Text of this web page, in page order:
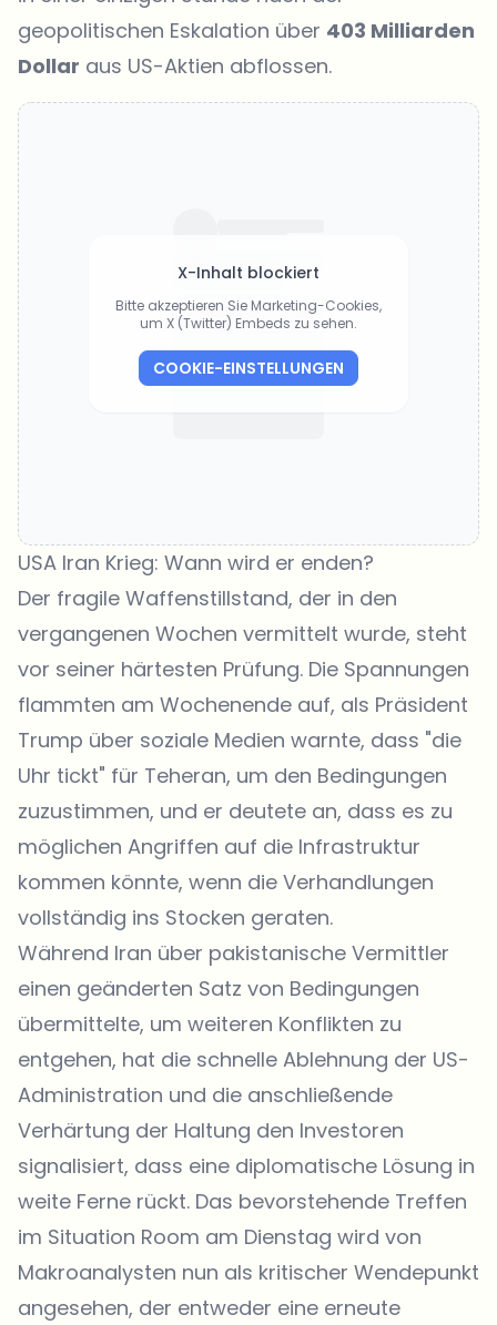
geopolitischen Eskalation über 403 Milliarden
Dollar aus US-Aktien abflossen.
X-Inhalt blockiert
Bitte akzeptieren Sie Marketing-Cookies,
um X (Twitter) Embeds zu sehen.
COOKIE-EINSTELLUNGEN
USA Iran Krieg: Wann wird er enden?
Der fragile Waffenstillstand, der in den
vergangenen Wochen vermittelt wurde, steht
vor seiner härtesten Prüfung. Die Spannungen
flammten am Wochenende auf, als Präsident
Trump über soziale Medien warnte, dass "die
Uhr tickt" für Teheran, um den Bedingungen
zuzustimmen, und er deutete an, dass es zu
möglichen Angriffen auf die Infrastruktur
kommen könnte, wenn die Verhandlungen
vollständig ins Stocken geraten.
Während Iran über pakistanische Vermittler
einen geänderten Satz von Bedingungen
übermittelte, um weiteren Konflikten zu
entgehen, hat die schnelle Ablehnung der US-
Administration und die anschließende
Verhärtung der Haltung den Investoren
signalisiert, dass eine diplomatische Lösung in
weite Ferne rückt. Das bevorstehende Treffen
im Situation Room am Dienstag wird von
Makroanalysten nun als kritischer Wendepunkt
angesehen, der entweder eine erneute